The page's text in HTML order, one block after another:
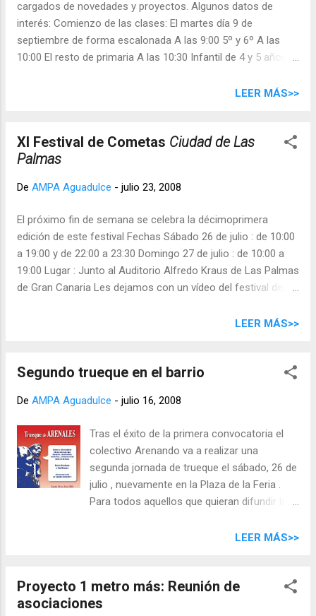
compartir la información disponible y abordar algunos
asuntos ya apuntados desde el curso pasado: acto
informativo en el barrio con la presencia del Ayuntamiento,
reuniones con técnicos del Ayuntamiento, otras gestiones ...
cargados de novedades y proyectos. Algunos datos de
interés: Comienzo de las clases: El martes día 9 de
septiembre de forma escalonada A las 9:00 5º y 6º A las
10:00 El resto de primaria A las 10:30 Infantil de 4 y 5 años A
horario reducido, la salida de las clases será a las 13:00 y la
tendrán otros horarios debido al periodo de adaptación
(consultar con el tutor/a). Periodo de inscripciones en el
cuota será de 20 euros por familia (no por hijo). Deberán
cumplimentada. Por razones de organización este año no
se admitirán transferencias bancarias. Ventajas de
asociarse Participar activamente en la vida del colegio y en
las decisiones que afectan a nuest...
LEER MÁS>>
XI Festival de Cometas Ciudad de Las
Palmas
De AMPA Aguadulce - julio 23, 2008
El próximo fin de semana se celebra la décimoprimera
edición de este festival Fechas Sábado 26 de julio : de 10:00
a 19:00 y de 22:00 a 23:30 Domingo 27 de julio : de 10:00 a
19:00 Lugar : Junto al Auditorio Alfredo Kraus de Las Palmas
de Gran Canaria Les dejamos con un vídeo del festival del
LEER MÁS>>
Segundo trueque en el barrio
De AMPA Aguadulce - julio 16, 2008
Tras el éxito de la primera convocatoria el
colectivo Arenando va a realizar una
segunda jornada de trueque el sábado, 26 de
julio , nuevamente en la Plaza de la Feria .
Para todos aquellos que quieran difundir la
interesados estos archivos en pdf: Cartel
se hace sin dinero . Cosa por cosa Cada uno
es responsable de llevarse lo que no cambie
LEER MÁS>>
Proyecto 1 metro más: Reunión de
asociaciones